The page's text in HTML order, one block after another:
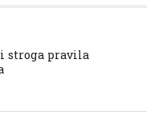
stroga pravila